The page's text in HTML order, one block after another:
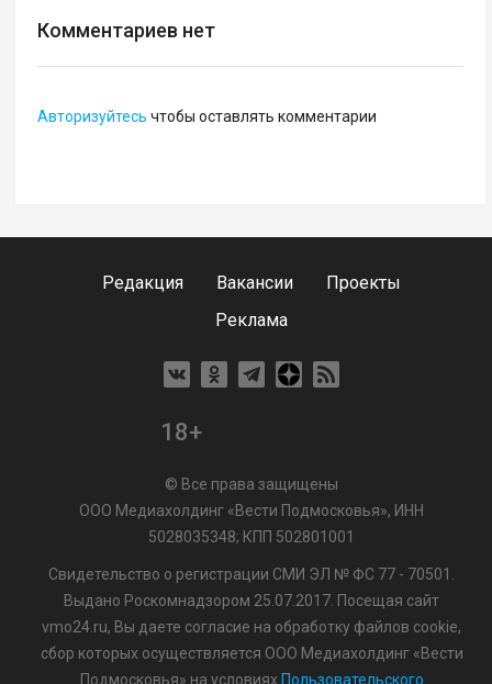
Комментариев нет
Авторизуйтесь чтобы оставлять комментарии
Редакция Вакансии
Проекты
Реклама
18+
© Все права защищены
ООО Медиахолдинг «Вести Подмосковья», ИНН
5028035348; КПП 502801001
Свидетельство о регистрации СМИ ЭЛ № ФС 77 - 70501.
Выдано Роскомнадзором 25.07.2017. Посещая сайт
vmo24.ru, Вы даете согласие на обработку файлов cookie,
сбор которых осуществляется ООО Медиахолдинг «Вести
Подмосковья» на условиях Пользовательского